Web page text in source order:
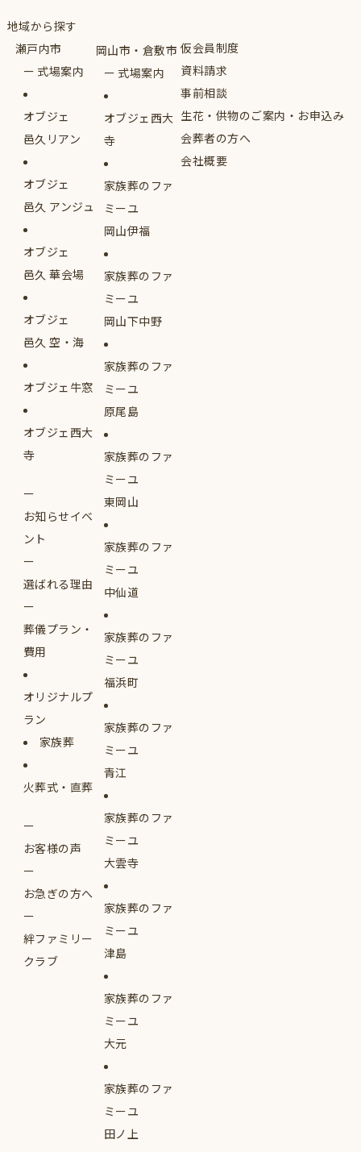
地域から探す
瀬戸内市
式場案内
オブジェ
邑久リアン
オブジェ
邑久 アンジュ
オブジェ
邑久 華会場
オブジェ
邑久 空・海
オブジェ牛窓
オブジェ西大
寺
お知らせイベ
ント
選ばれる理由
葬儀プラン・
費用
オリジナルプ
ラン
家族葬
火葬式・直葬
お客様の声
お急ぎの方へ
絆ファミリー
クラブ
岡山市・倉敷市
式場案内
オブジェ西大
寺
家族葬のファ
ミーユ
岡山伊福
家族葬のファ
ミーユ
岡山下中野
家族葬のファ
ミーユ
原尾島
家族葬のファ
ミーユ
東岡山
家族葬のファ
ミーユ
中仙道
家族葬のファ
ミーユ
福浜町
家族葬のファ
ミーユ
青江
家族葬のファ
ミーユ
大雲寺
家族葬のファ
ミーユ
津島
家族葬のファ
ミーユ
大元
家族葬のファ
ミーユ
田ノ上
仮会員制度
資料請求
事前相談
生花・供物のご案内・お申込み
会葬者の方へ
会社概要